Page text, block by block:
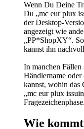
Wenn Du Deine
Du „mc eur plux
der Desktop-
angezeigt wie
„PP*ShopXY“.
kannst ihn
In manchen
Händlername oder
kannst, wohin das
„mc eur plux
Fragezeichenphase.
Wie